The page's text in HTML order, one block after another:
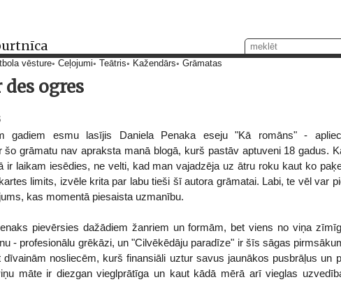
vēsture Ceļojumi Teātris Kažendārs Grāmatas
ogres
gadiem esmu lasījis Daniela Penaka eseju "Kā romāns" -
grāmatu nav apraksta manā blogā, kurš pastāv aptuveni 18 gadus.
ir laikam iesēdies, ne velti, kad man vajadzēja uz ātru roku kaut ko
limits, izvēle krita par labu tieši šī autora grāmatai. Labi, te vēl var
kas momentā piesaista uzmanību.
pievērsies dažādiem žanriem un formām, bet viens no viņa
- profesionālu grēkāzi, un "Cilvēkēdāju paradīze" ir šīs sāgas
nosliecēm, kurš finansiāli uztur savus jaunākos pusbrāļus un
māte ir diezgan vieglprātīga un kaut kādā mērā arī vieglas